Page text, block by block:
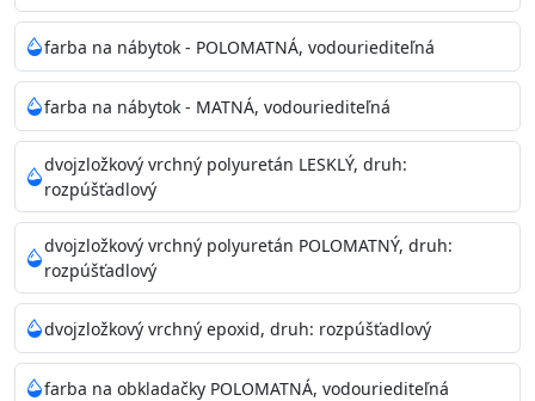
farba na nábytok - POLOMATNÁ, vodouriediteľná
farba na nábytok - MATNÁ, vodouriediteľná
dvojzložkový vrchný polyuretán LESKLÝ, druh:
rozpúšťadlový
dvojzložkový vrchný polyuretán POLOMATNÝ, druh:
rozpúšťadlový
dvojzložkový vrchný epoxid, druh: rozpúšťadlový
farba na obkladačky POLOMATNÁ, vodouriediteľná